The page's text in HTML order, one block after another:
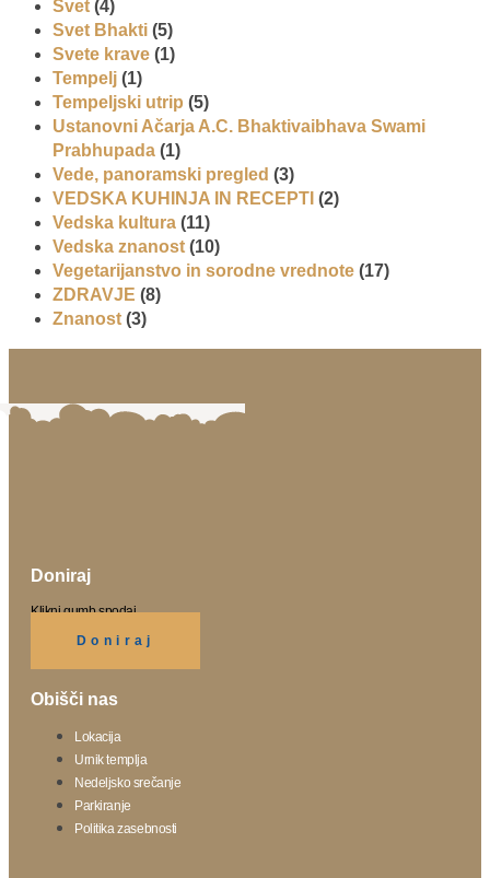
Svet (4)
Svet Bhakti (5)
Svete krave (1)
Tempelj (1)
Tempeljski utrip (5)
Ustanovni Ačarja A.C. Bhaktivaibhava Swami
Prabhupada (1)
Vede, panoramski pregled (3)
VEDSKA KUHINJA IN RECEPTI (2)
Vedska kultura (11)
Vedska znanost (10)
Vegetarijanstvo in sorodne vrednote (17)
ZDRAVJE (8)
Znanost (3)
Doniraj
Klikni gumb spodaj.
Doniraj
Obišči nas
Lokacija
Urnik templja
Nedeljsko srečanje
Parkiranje
Politika zasebnosti